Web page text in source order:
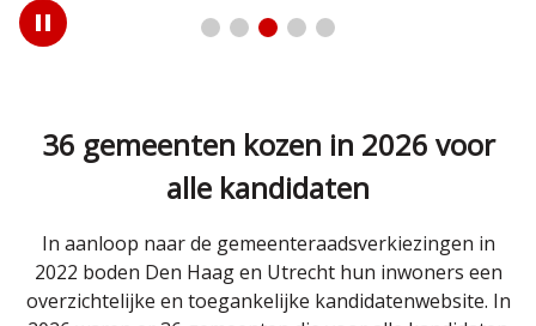
Play
/
36 gemeenten kozen in 2026 voor
alle kandidaten
In aanloop naar de gemeenteraadsverkiezingen in
2022 boden Den Haag en Utrecht hun inwoners een
overzichtelijke en toegankelijke kandidatenwebsite. In